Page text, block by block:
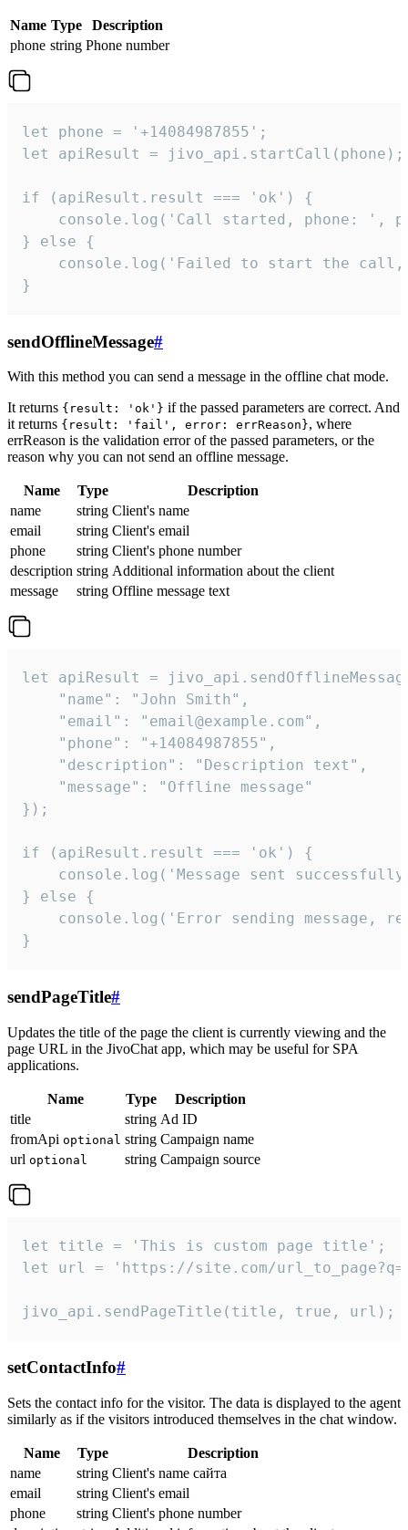
Name Type
Description
phone string Phone number
let phone = '+14084987855';
let apiResult = jivo_api.startCall(phone);
if (apiResult.result === 'ok') {
console.log('Call started, phone: ',
} else {
console.log('Failed to start the
}
sendOfflineMessage#
With this method you can send a message in the offline chat mode.
It returns {result: 'ok'} if the passed parameters are correct. And
it returns {result: 'fail', error: errReason}, where
errReason is the validation error of the passed parameters, or the
reason why you can not send an offline message.
Name Type
Description
name
string Client's name
email
string Client's email
phone
string Client's phone number
description string Additional information about the client
message
string Offline message text
let apiResult =
    "name": "John Smith",
    "email": "email@example.com",
    "phone": "+14084987855",
    "description": "Description text",
    "message": "Offline message"
});
if (apiResult.result === 'ok') {
console.log('Message sent
} else {
console.log('Error sending message,
}
sendPageTitle#
Updates the title of the page the client is currently viewing and the
page URL in the JivoChat app, which may be useful for SPA
applications.
Name Type
Description
title
string Ad ID
fromApi optional string Campaign name
url optional string Campaign source
let title = 'This is custom page title';
let url = 'https://site.com/
jivo_api.sendPageTitle(title, true, url);
setContactInfo#
Sets the contact info for the visitor. The data is displayed to the agent
similarly as if the visitors introduced themselves in the chat window.
Name Type
Description
name
string Client's name сайта
email
string Client's email
phone
string Client's phone number